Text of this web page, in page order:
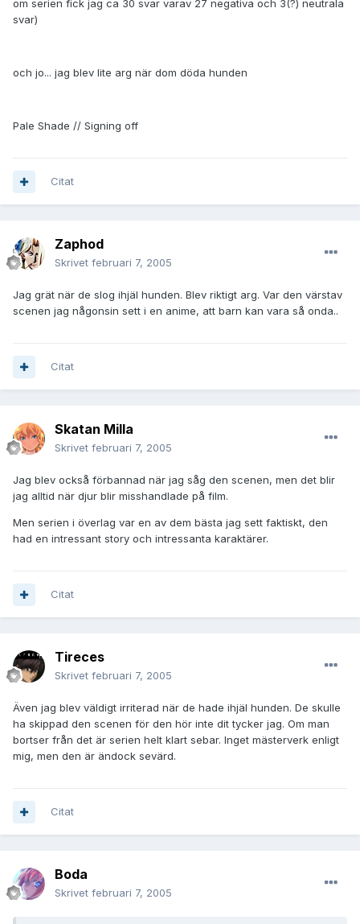
om serien fick jag ca 30 svar varav 27 negativa och 3(?) neutrala
svar)
och jo... jag blev lite arg när dom döda hunden
Pale Shade // Signing off
Citat
Zaphod
Skrivet februari 7, 2005
Jag grät när de slog ihjäl hunden. Blev riktigt arg. Var den värstav
scenen jag någonsin sett i en anime, att barn kan vara så onda..
Citat
Skatan Milla
Skrivet februari 7, 2005
Jag blev också förbannad när jag såg den scenen, men det blir
jag alltid när djur blir misshandlade på film.
Men serien i överlag var en av dem bästa jag sett faktiskt, den
had en intressant story och intressanta karaktärer.
Citat
Tireces
Skrivet februari 7, 2005
Även jag blev väldigt irriterad när de hade ihjäl hunden. De skulle
ha skippad den scenen för den hör inte dit tycker jag. Om man
bortser från det är serien helt klart sebar. Inget mästerverk enligt
mig, men den är ändock sevärd.
Citat
Boda
Skrivet februari 7, 2005